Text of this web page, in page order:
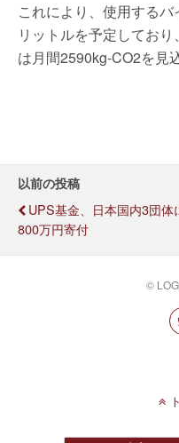
これにより、使用する
リットルを予定してお
は月間2590kg-CO2を見
以前の投稿
UPS基金、日本国内3団体
800万円寄付
©